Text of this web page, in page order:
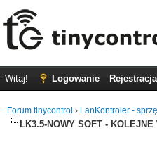
Witaj! Logowanie Rejestracja
Forum tinycontrol › LanKontroler -
LK3.5-NOWY SOFT - KOLEJNE